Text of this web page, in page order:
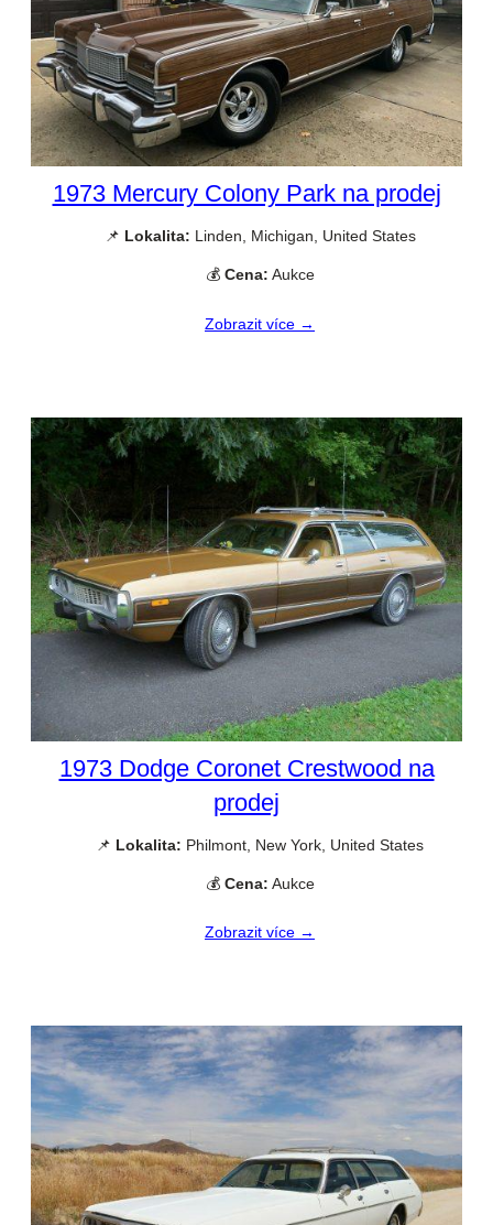
1973 Mercury Colony Park na prodej
📌 Lokalita: Linden, Michigan, United States
💰 Cena: Aukce
Zobrazit více →
1973 Dodge Coronet Crestwood na
prodej
📌 Lokalita: Philmont, New York, United States
💰 Cena: Aukce
Zobrazit více →